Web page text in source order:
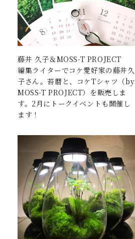
藤井 久子＆MOSS-T PROJECT
編集ライターでコケ愛好家の藤井久
子さん。苔暦と、コケTシャツ（by
MOSS-T PROJECT）を販売しま
す。2月にトークイベントも開催し
ます！